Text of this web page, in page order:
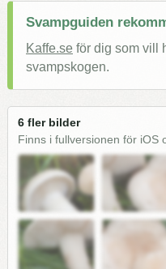
Svampguiden
Kaffe.se för dig som vill
svampskogen.
6 fler bilder
Finns i fullversionen för iOS